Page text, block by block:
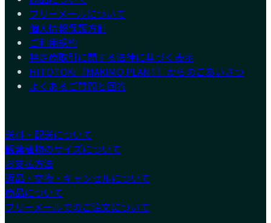
フリーメールについて
個人情報保護方針
ご利用規約
特定商取引に関する法律に基づく表示
HITOTOKI（MAKIMO PLANT）からのごあいさつ
よくあるご質問と回答
送料・配送について
観葉植物のサイズについて
お支払方法
返品・交換・キャンセルについて
商品について
フリーメールでのご注文について